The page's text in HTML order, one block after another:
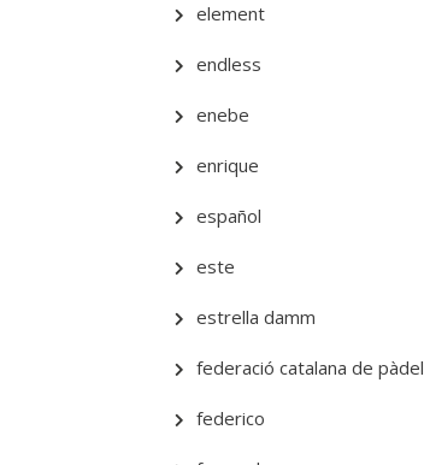
element
endless
enebe
enrique
español
este
estrella damm
federació catalana de pàdel
federico